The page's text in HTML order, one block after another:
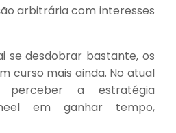
arbitrária com interesses
se desdobrar bastante, os
curso mais ainda. No atual
a estratégia
em ganhar tempo,